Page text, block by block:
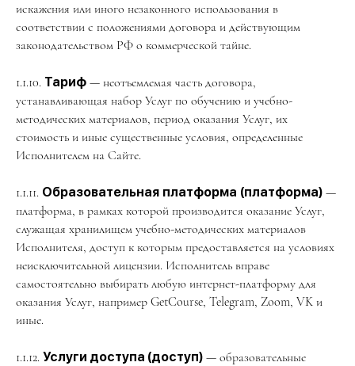
искажения или иного незаконного использования в
соответствии с положениями договора и действующим
законодательством РФ о коммерческой тайне.
1.1.10. Тариф — неотъемлемая часть договора,
устанавливающая набор Услуг по обучению и учебно-
методических материалов, период оказания Услуг, их
стоимость и иные существенные условия, определенные
Исполнителем на Сайте.
1.1.11. Образовательная платформа (платформа) —
платформа, в рамках которой производится оказание Услуг,
служащая хранилищем учебно-методических материалов
Исполнителя, доступ к которым предоставляется на условиях
неисключительной лицензии. Исполнитель вправе
самостоятельно выбирать любую интернет-платформу для
оказания Услуг, например GetCourse, Telegram, Zoom, VK и
иные.
1.1.12. Услуги доступа (доступ) — образовательные